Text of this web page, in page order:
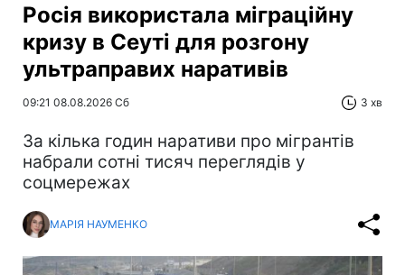
Росія використала міграційну
кризу в Сеуті для розгону
ультраправих наративів
09:21 08.08.2026 Сб 3 хв
За кілька годин наративи про мігрантів
набрали сотні тисяч переглядів у
соцмережах
МАРІЯ НАУМЕНКО